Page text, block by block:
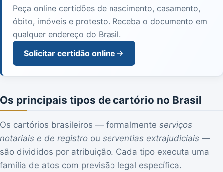
Peça online certidões de nascimento, casamento,
óbito, imóveis e protesto. Receba o documento em
qualquer endereço do Brasil.
Solicitar certidão online
Os principais tipos de cartório no Brasil
Os cartórios brasileiros — formalmente serviços
notariais e de registro ou serventias extrajudiciais —
são divididos por atribuição. Cada tipo executa uma
família de atos com previsão legal específica.